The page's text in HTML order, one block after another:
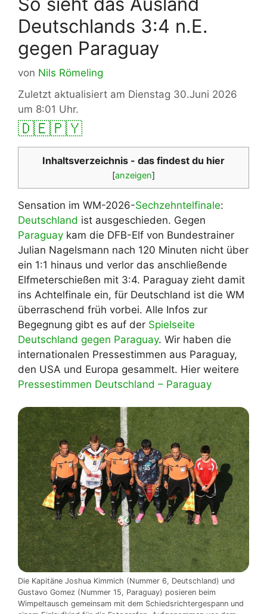
Deutschlands 3:4 n.E.
gegen Paraguay
von Nils Römeling
Zuletzt aktualisiert am Dienstag 30.Juni 2026
um 8:01 Uhr.
🇩🇪🇵🇾
Inhaltsverzeichnis - das findest du hier
[anzeigen]
Sensation im WM-2026-Sechzehntelfinale:
Deutschland ist ausgeschieden. Gegen
Paraguay kam die DFB-Elf von Bundestrainer
Julian Nagelsmann nach 120 Minuten nicht über
ein 1:1 hinaus und verlor das anschließende
Elfmeterschießen mit 3:4. Paraguay zieht damit
ins Achtelfinale ein, für Deutschland ist die WM
überraschend früh vorbei. Alle Infos zur
Begegnung gibt es auf der Spielseite
Deutschland gegen Paraguay. Wir haben die
internationalen Pressestimmen aus Paraguay,
den USA und Europa gesammelt. Hier weitere
Pressestimmen Deutschland – Paraguay
Die Kapitäne Joshua Kimmich (Nummer 6, Deutschland) und
Gustavo Gomez (Nummer 15, Paraguay) posieren beim
Wimpeltausch gemeinsam mit dem Schiedsrichtergespann und